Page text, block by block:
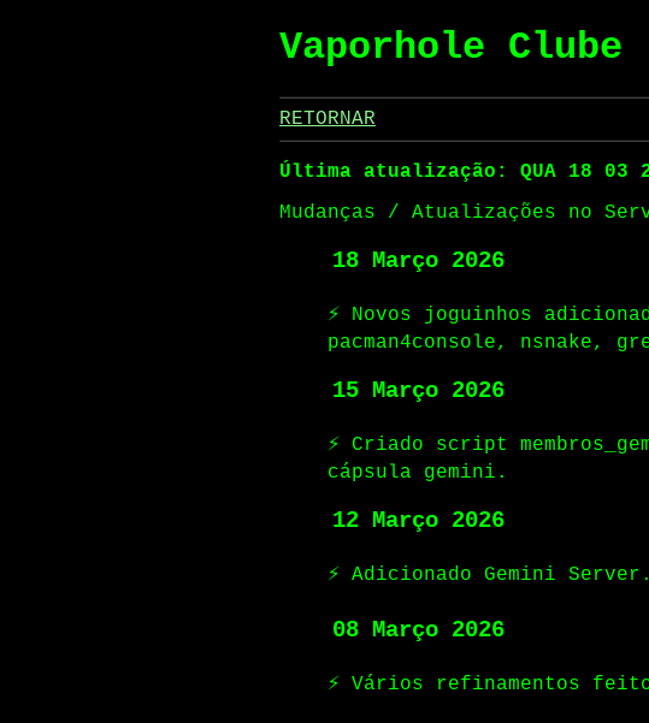
Vaporhole Clube
RETORNAR
Última atualização: QUA 18 03
Mudanças / Atualizações no
18 Março 2026
⚡ Novos joguinhos
pacman4console, nsnake,
15 Março 2026
⚡ Criado script
cápsula gemini.
12 Março 2026
⚡ Adicionado Gemini Server.
08 Março 2026
⚡ Vários refinamentos